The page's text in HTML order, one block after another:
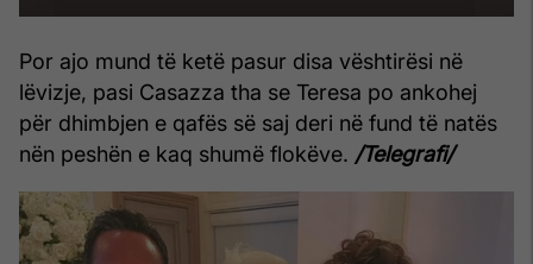
Por ajo mund të ketë pasur disa vështirësi në
lëvizje, pasi Casazza tha se Teresa po ankohej
për dhimbjen e qafës së saj deri në fund të natës
nën peshën e kaq shumë flokëve. /Telegrafi/